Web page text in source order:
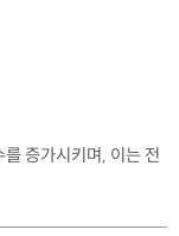
증가시키며, 이는 전